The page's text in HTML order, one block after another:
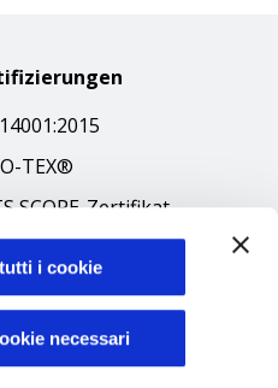
i cookie
necessari
TEX®
SCOPE-Zertifikat
SCOPE-Zertifikat